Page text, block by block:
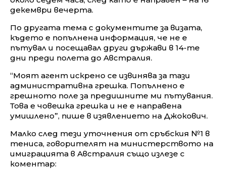
декември вечерта.
По другата тема с документите за визата,
където е попълнена информация, че не е
пътувал и посещавал други държави в 14-те
дни преди полета до Австралия.
“Моят агент искрено се извинява за тази
административна грешка. Попълнено е
грешното поле за предишните ми пътувания.
Това е човешка грешка и не е направена
умишлено”, пише в изявлението на Джокович.
Малко след тези уточнения от сръбския №1 в
тениса, говорителят на министерството на
имиграцията в Австралия също излезе с
коментар: